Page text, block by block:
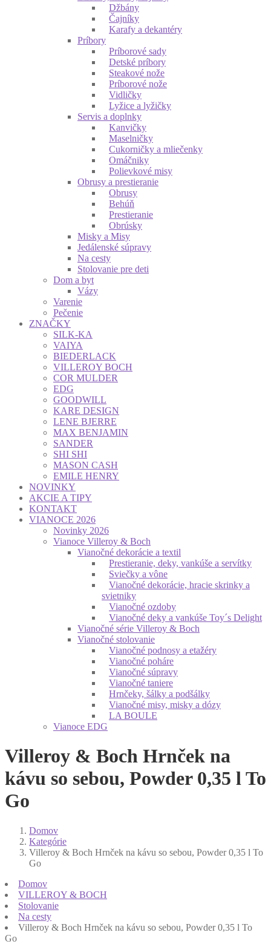
Džbány
Čajníky
Karafy a dekantéry
Príbory
Príborové sady
Detské príbory
Steakové nože
Príborové nože
Vidličky
Lyžice a lyžičky
Servis a doplnky
Kanvičky
Maselničky
Cukorničky a mliečenky
Omáčniky
Polievkové misy
Obrusy a prestieranie
Obrusy
Behúň
Prestieranie
Obrúsky
Misky a Misy
Jedálenské súpravy
Na cesty
Stolovanie pre deti
Dom a byt
Vázy
Varenie
Pečenie
ZNAČKY
SILK-KA
VAIYA
BIEDERLACK
VILLEROY BOCH
COR MULDER
EDG
GOODWILL
KARE DESIGN
LENE BJERRE
MAX BENJAMIN
SANDER
SHI SHI
MASON CASH
EMILE HENRY
NOVINKY
AKCIE A TIPY
KONTAKT
VIANOCE 2026
Novinky 2026
Vianoce Villeroy & Boch
Vianočné dekorácie a textil
Prestieranie, deky, vankúše a servítky
Sviečky a vône
Vianočné dekorácie, hracie skrinky a
svietniky
Vianočné ozdoby
Vianočné deky a vankúše Toy´s Delight
Vianočné série Villeroy & Boch
Vianočné stolovanie
Vianočné podnosy a etažéry
Vianočné poháre
Vianočné súpravy
Vianočné taniere
Hrnčeky, šálky a podšálky
Vianočné misy, misky a dózy
LA BOULE
Vianoce EDG
Villeroy & Boch Hrnček na
kávu so sebou, Powder 0,35 l To
Go
Domov
Kategórie
Villeroy & Boch Hrnček na kávu so sebou, Powder 0,35 l To
Go
Domov
VILLEROY & BOCH
Stolovanie
Na cesty
Villeroy & Boch Hrnček na kávu so sebou, Powder 0,35 l To
Go